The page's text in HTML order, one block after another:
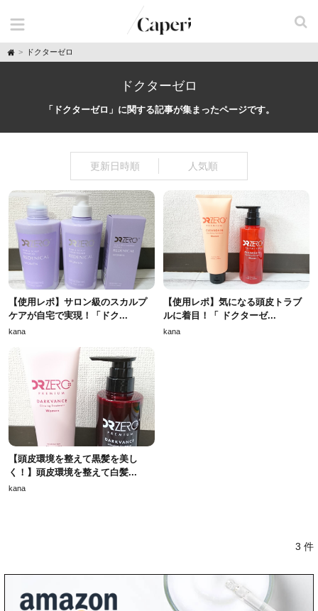
H
o
ドクターゼロ
ドクターゼロ
「ドクターゼロ」に関する記事が集まったページです。
更新日時順 人気順
【使用レポ】サロン級のスカルプ
ケアが自宅で実現！「ドク...
kana
【使用レポ】気になる頭皮トラブ
ルに着目！「 ドクターゼ...
kana
【頭皮環境を整えて黒髪を美し
く！】頭皮環境を整えて白髪...
kana
3 件